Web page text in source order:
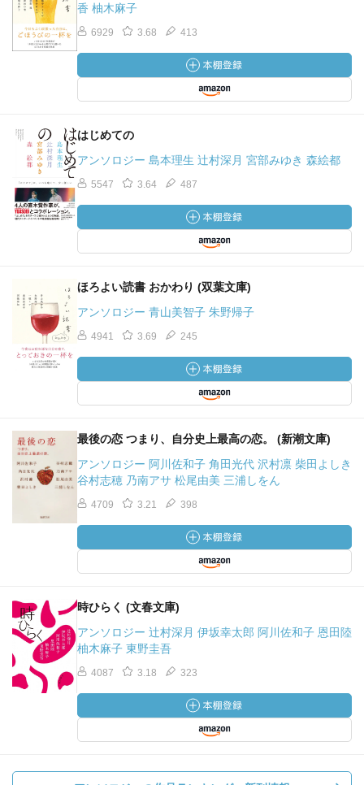
香 柚木麻子
6929 3.68 413
はじめての
アンソロジー 島本理生 辻村深月 宮部みゆき 森絵都
5547 3.64 487
ほろよい読書 おかわり (双葉文庫)
アンソロジー 青山美智子 朱野帰子
4941 3.69 245
最後の恋 つまり、自分史上最高の恋。 (新潮文庫)
アンソロジー 阿川佐和子 角田光代 沢村凛 柴田よしき
谷村志穂 乃南アサ 松尾由美 三浦しをん
4709 3.21 398
時ひらく (文春文庫)
アンソロジー 辻村深月 伊坂幸太郎 阿川佐和子 恩田陸
柚木麻子 東野圭吾
4087 3.18 323